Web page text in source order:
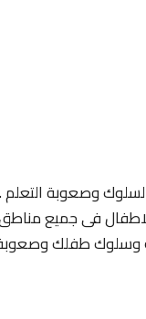
وصعوبة
فى جميع مناطق
وسلوك طفلك